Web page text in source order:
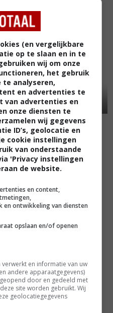
(en vergelijkbare
op te slaan en in te
wij om onze
het gebruik
te analyseren,
en advertenties te
van advertenties en
onze diensten te
wij gegevens
ID’s, geolocatie en
cookie instellingen
van onderstaande
'Privacy instellingen
de website.
en content,
en ontwikkeling van diensten
opslaan en/of openen
en informatie van uw
andere apparaatgegevens)
door en gedeeld met
site worden gebruikt. Wij
geolocatiegegevens